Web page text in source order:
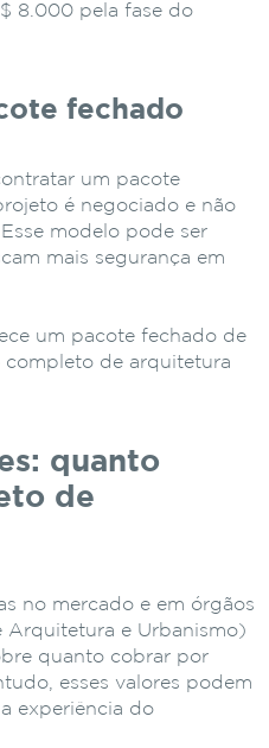
8.000 pela fase do
fechado
um pacote
é negociado e não
modelo pode ser
mais segurança em
um pacote fechado de
completo de arquitetura
quanto
de
no mercado e em órgãos
Arquitetura e Urbanismo)
quanto cobrar por
esses valores podem
experiência do